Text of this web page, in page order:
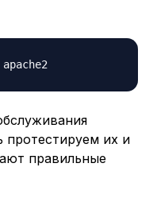
протестируем их и
правильные